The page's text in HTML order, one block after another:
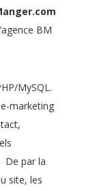
BM
MySQL.
marketing
De par la
site, les